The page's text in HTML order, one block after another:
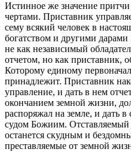
Истинное же значение
чертами. Приставник
сему всякий человек в
богатством и другими
не как независимый
отчетом, но как приставник,
Которому единому
принадлежит. Приставник
управление, и дать в нем
окончанием земной жизни,
распоряжал на земле, и дать в
судом Божиим. Отставляемый
останется скудным и
преставляемые от земной